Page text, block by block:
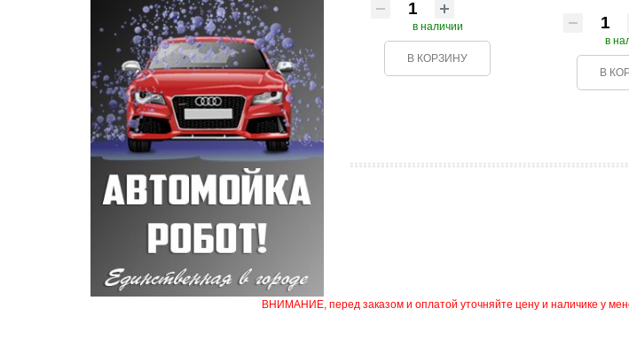
в наличии
В КОРЗИНУ
в
В
ВНИМАНИЕ, перед заказом и оплатой уточняйте цену и наличике у